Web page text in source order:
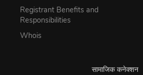
Registrant Benefits and
Responsibilities
Whois
सामाजिक कनेक्शन